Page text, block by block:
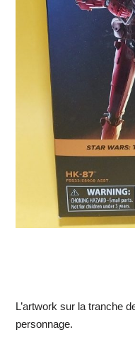
L’artwork sur la tranche
personnage.